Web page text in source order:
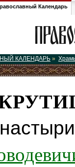
Календарь
КАЛЕНДАРЬ »